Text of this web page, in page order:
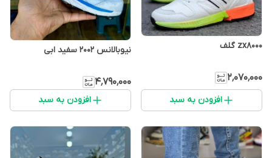
zx8000 گلف
۲٬۰۷۰٬۰۰۰
افزودن به سبد
نیوبالانس 2002 سفید ابی
۴٬۷۹۰٬۰۰۰
افزودن به سبد